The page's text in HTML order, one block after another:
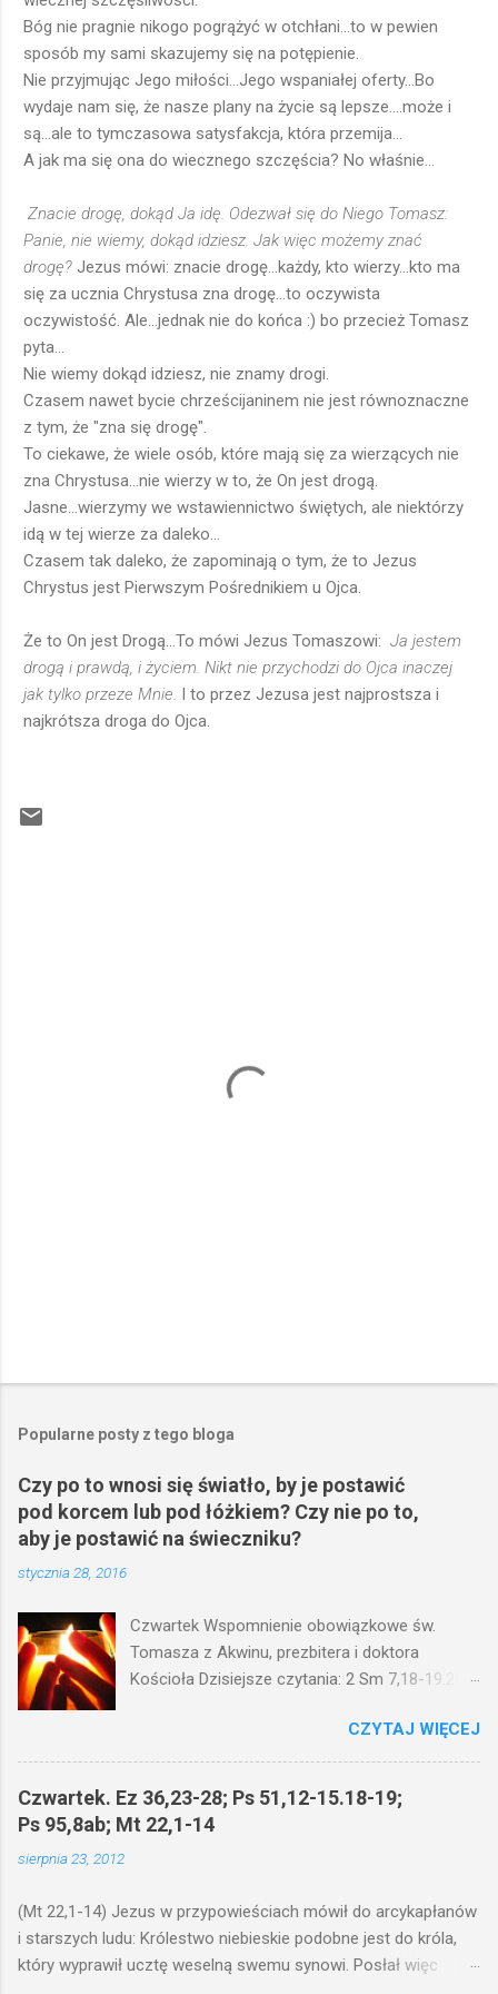
Bóg nie pragnie nikogo pogrążyć w otchłani...to w pewien
sposób my sami skazujemy się na potępienie.
Nie przyjmując Jego miłości...Jego wspaniałej oferty...Bo
wydaje nam się, że nasze plany na życie są lepsze....może i
są...ale to tymczasowa satysfakcja, która przemija...
A jak ma się ona do wiecznego szczęścia? No właśnie...
Znacie drogę, dokąd Ja idę. Odezwał się do Niego Tomasz:
Panie, nie wiemy, dokąd idziesz. Jak więc możemy znać
drogę? Jezus mówi: znacie drogę...każdy, kto wierzy...kto ma
się za ucznia Chrystusa zna drogę...to oczywista
oczywistość. Ale...jednak nie do końca :) bo przecież Tomasz
pyta...
Nie wiemy dokąd idziesz, nie znamy drogi.
Czasem nawet bycie chrześcijaninem nie jest równoznaczne
z tym, że "zna się drogę".
To ciekawe, że wiele osób, które mają się za wierzących nie
zna Chrystusa...nie wierzy w to, że On jest drogą.
Jasne...wierzymy we wstawiennictwo świętych, ale niektórzy
idą w tej wierze za daleko...
Czasem tak daleko, że zapominają o tym, że to Jezus
Chrystus jest Pierwszym Pośrednikiem u Ojca.
Że to On jest Drogą...To mówi Jezus Tomaszowi: Ja jestem
drogą i prawdą, i życiem. Nikt nie przychodzi do Ojca inaczej
jak tylko przeze Mnie. I to przez Jezusa jest najprostsza i
najkrótsza droga do Ojca.
Popularne posty z tego bloga
Czy po to wnosi się światło, by je postawić
pod korcem lub pod łóżkiem? Czy nie po to,
aby je postawić na świeczniku?
stycznia 28, 2016
Czwartek Wspomnienie obowiązkowe św.
Tomasza z Akwinu, prezbitera i doktora
Kościoła Dzisiejsze czytania: 2 Sm 7,18-19.24-
(Mk 4,21-25) Jezus mówił ludowi: Czy po to
wnosi się światło, by je postawić pod korcem
lub pod łóżkiem? Czy nie po to, aby je postawić
na świeczniku? Nie ma bowiem nic ukrytego, co
by nie miało wyjść na jaw. Kto ma uszy do
wy mierzycie, odmierzą wam i jeszcze wam
dołożą. Bo kto ma, temu będzie dane; a kto nie
ma, pozbawią go i tego, co ma. W dzisiejszym
CZYTAJ WIĘCEJ
Czwartek. Ez 36,23-28; Ps 51,12-15.18-19;
Ps 95,8ab; Mt 22,1-14
sierpnia 23, 2012
(Mt 22,1-14) Jezus w przypowieściach mówił do arcykapłanów
i starszych ludu: Królestwo niebieskie podobne jest do króla,
który wyprawił ucztę weselną swemu synowi. Posłał więc